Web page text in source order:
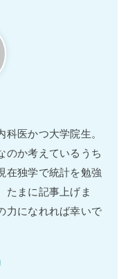
医かつ大学院生。
のか考えているうち
在独学で統計を勉強
たまに記事上げま
力になれれば幸いで